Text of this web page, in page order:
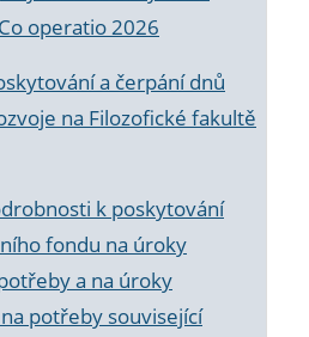
operatio 2026
a čerpání dnů
na Filozofické fakultě
k poskytování
fondu na úroky
a na úroky
potřeby související